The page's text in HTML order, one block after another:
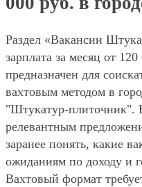
Раздел «Вакансии
зарплата за месяц от
предназначен для
вахтовым методом в
"Штукатур-плиточник".
релевантным
заранее понять, какие
ожиданиям по доходу и
Вахтовый формат